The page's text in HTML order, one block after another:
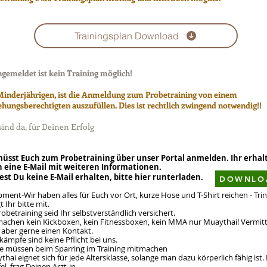
ist kein Training möglich!
ist die Anmeldung zum Probetraining von einem
auszufüllen. Dies ist rechtlich zwingend notwendig!!
da, für Deinen Erfolg
Euch zum Probetraining über unser Portal anmelden. Ihr
eine E-Mail mit weiteren Informationen.
Du keine E-Mail erhalten, bitte hier runterladen.
Wir haben alles für Euch vor Ort, kurze Hose und T-Shirt reichen -
Ihr bitte mit.
seid Ihr selbstverständlich versichert.
kein Kickboxen, kein Fitnessboxen, kein MMA nur Muaythai!
aber gerne einen Kontakt.
sind keine Pflicht bei uns.
müssen beim Sparring im Training mitmachen
eignet sich für jede Altersklasse, solange man dazu körperlich fähig ist.
Trainingsplan Download